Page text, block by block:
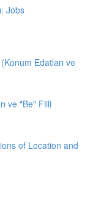
Jobs
Edatları ve
ve "Be" Fiili
of Location and